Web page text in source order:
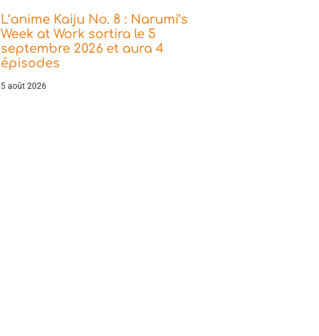
L’anime Kaiju No. 8 : Narumi’s
Week at Work sortira le 5
septembre 2026 et aura 4
épisodes
5 août 2026